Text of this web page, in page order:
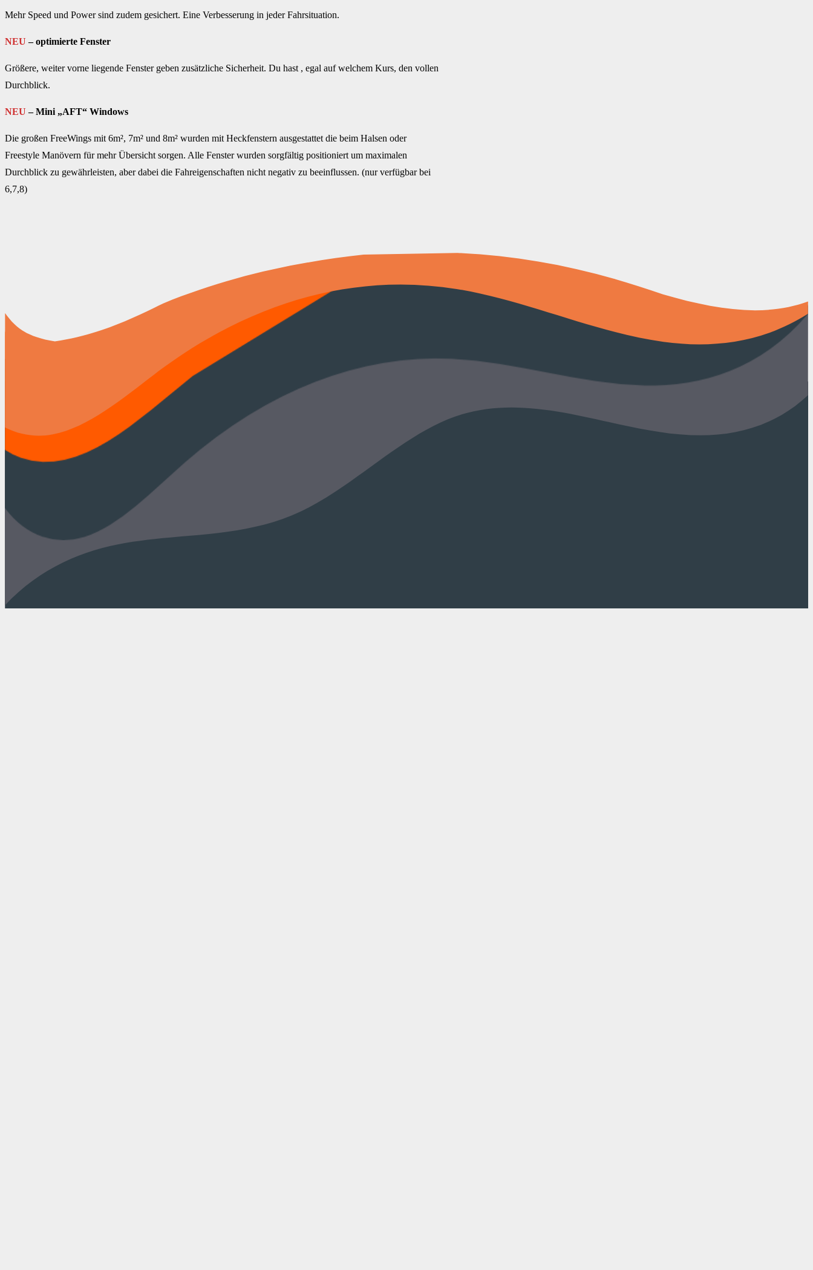
Mehr Speed und Power sind zudem gesichert. Eine Verbesserung in jeder Fahrsituation.
NEU– optimierte Fenster
Größere, weiter vorne liegende Fenster geben zusätzliche Sicherheit. Du hast , egal auf welchem Kurs, den vollen
Durchblick.
NEU– Mini „AFT“ Windows
Die großen FreeWings mit 6m², 7m² und 8m² wurden mit Heckfenstern ausgestattet die beim Halsen oder
Freestyle Manövern für mehr Übersicht sorgen. Alle Fenster wurden sorgfältig positioniert um maximalen
Durchblick zu gewährleisten, aber dabei die Fahreigenschaften nicht negativ zu beeinflussen. (nur verfügbar bei
6,7,8)